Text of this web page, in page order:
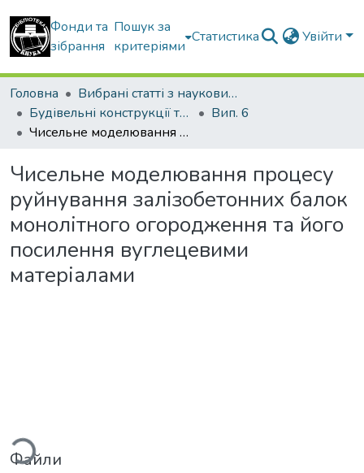
Фонди та
зібрання
Пошук за
критеріями
Статистика Увійти
Головна
Вибрані статті з наукових збірників КНУБА
Будівельні конструкції теорія і практика
Вип. 6
Чисельне моделювання процесу руйнування залізобетонних балок монолітного огородження та його посилення вуглецевими матеріалами
Чисельне моделювання процесу
руйнування залізобетонних балок
монолітного огородження та його
посилення вуглецевими
матеріалами
Файли